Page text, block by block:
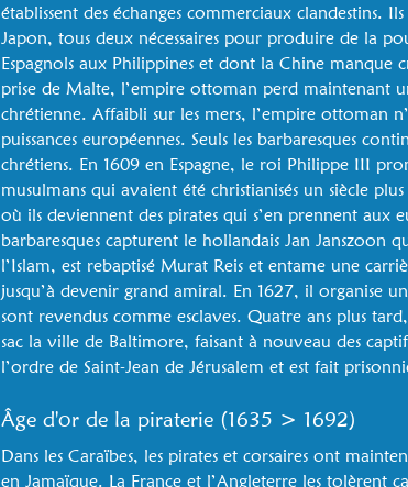
établissent des échanges commerciaux clandestins.
Japon, tous deux nécessaires pour produire de la
Espagnols aux Philippines et dont la Chine manque
prise de Malte, l’empire ottoman perd maintenant
chrétienne. Affaibli sur les mers, l’empire ottoman
puissances européennes. Seuls les barbaresques
chrétiens. En 1609 en Espagne, le roi Philippe III
musulmans qui avaient été christianisés un siècle
où ils deviennent des pirates qui s’en prennent aux
barbaresques capturent le hollandais Jan Janszoon
l’Islam, est rebaptisé Murat Reis et entame une
jusqu’à devenir grand amiral. En 1627, il organise
sont revendus comme esclaves. Quatre ans plus
sac la ville de Baltimore, faisant à nouveau des
l’ordre de Saint-Jean de Jérusalem et est fait
Âge d'or de la piraterie (1635 > 1692)
Dans les Caraïbes, les pirates et corsaires ont
en Jamaïque. La France et l’Angleterre les tolèrent